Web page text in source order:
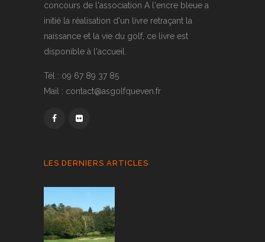
concours de l'association A l'encre bleue a
initié la réalisation d'un livre retraçant la
naissance et la vie du golf, ce livre est
disponible à l'accueil.
Tél : 09 67 89 37 85
Mail : contact@asgolfqueven.fr
LES DERNIERS ARTICLES